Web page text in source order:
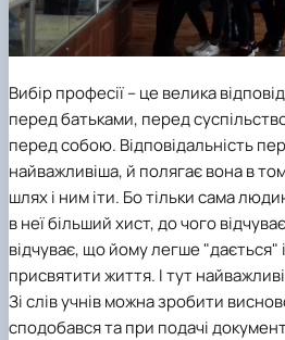
Вибір професії – це велика
перед батьками, перед
перед собою. Відповідальність
найважливіша, й полягає вона в
шлях і ним іти. Бо тільки сама
в неї більший хист, до чого
відчуває, що йому легше
присвятити життя. І тут
Зі слів учнів можна зробити
сподобався та при подачі